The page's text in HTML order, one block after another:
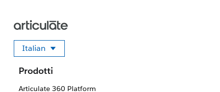
Italian
Seleziona la tua lingua
Prodotti
Articulate 360 Platform